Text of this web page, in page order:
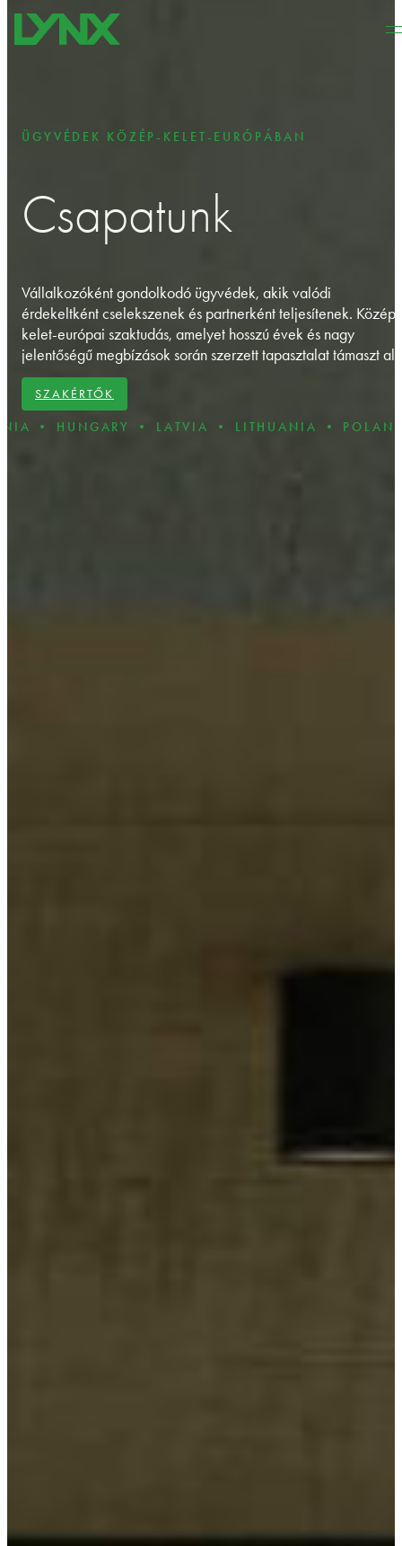
Ugrás a fő tartalomhoz
ÜGYVÉDEK KÖZÉP-KELET-EURÓPÁBAN
Csapatunk
Vállalkozóként gondolkodó ügyvédek, akik valódi
érdekeltként cselekszenek és partnerként teljesítenek. Közép-
kelet-európai szaktudás, amelyet hosszú évek és nagy
jelentőségű megbízások során szerzett tapasztalat támaszt
SZAKÉRTŐK
• LATVIA • LITHUANIA • POLAND •